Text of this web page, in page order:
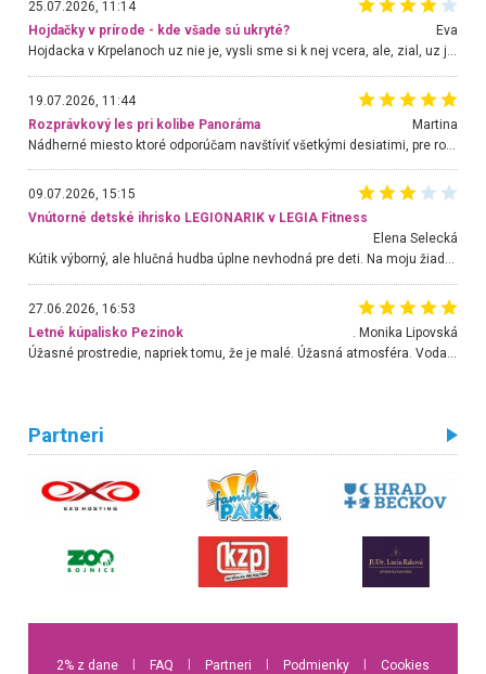
25.07.2026, 11:14
Hojdačky v prírode - kde všade sú ukryté?
Eva
Hojdacka v Krpelanoch uz nie je, vysli sme si k nej vcera, ale, zial, uz je znicena. Ak sem planujete cestu len kvoli hojdacke, mozete si ju usetrit. Krasny vyhlad je tu vsak aj bez hojdacky :-)
19.07.2026, 11:44
Rozprávkový les pri kolibe Panoráma
Martina
Nádherné miesto ktoré odporúčam navštíviť všetkými desiatimi, pre rodiny s deťmi, dôchodcom... Proste a jednoducho ozaj rozprávkový les.. určite ešte prídeme. Odniesli sme si na pamiatku krásne tričká,
09.07.2026, 15:15
Vnútorné detské ihrisko LEGIONARIK v LEGIA Fitness
Elena Selecká
Kútik výborný, ale hlučná hudba úplne nevhodná pre deti. Na moju žiadosť o aspoň sušenie nereagovali.
27.06.2026, 16:53
Letné kúpalisko Pezinok
. Monika Lipovská
Úžasné prostredie, napriek tomu, že je malé. Úžasná atmosféra. Voda fantastická a nádherná. Ľudí je pomerne veľa, ale su mili a ohľaduplní. Je veľmi zaujímavé sledovať, ako dokážu spolu športovať cudzí ľudia a bez ohľadu na vek. Vládne tu pohoda. Vnuka neviem dostať z vody. Ďakujem za krásny deň . Urcite sa sem vrátim. Jediný problém je s parkovaním, ale aj ten sa mi podarilo vyriešiť. Monika Bratislava
Partneri
2% z dane FAQ Partneri Podmienky Cookies